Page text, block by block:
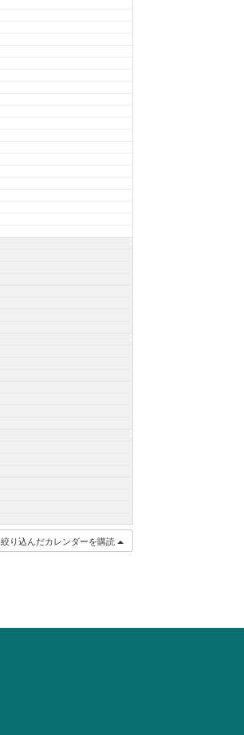
絞り込んだカレンダーを購読